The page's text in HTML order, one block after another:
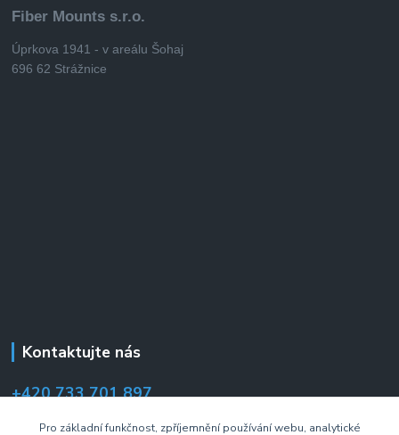
Fiber Mounts s.r.o.
Úprkova 1941 - v areálu Šohaj
696 62 Strážnice
Kontaktujte nás
+420 733 701 897
Pro základní funkčnost, zpříjemnění používání webu, analytické